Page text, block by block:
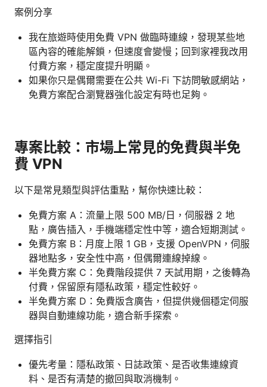
案例分享
我在旅遊時使用免費 VPN 做臨時連線，發現某些地
區內容的確能解鎖，但速度會變慢；回到家裡我改用
付費方案，穩定度提升明顯。
如果你只是偶爾需要在公共 Wi-Fi 下訪問敏感網站，
免費方案配合瀏覽器強化設定有時也足夠。
專案比較：市場上常見的免費與半免
費 VPN
以下是常見類型與評估重點，幫你快速比較：
免費方案 A：流量上限 500 MB/日，伺服器 2 地
點，廣告插入，手機端穩定性中等，適合短期測試。
免費方案 B：月度上限 1 GB，支援 OpenVPN，伺服
器地點多，安全性中高，但偶爾連線掉線。
半免費方案 C：免費階段提供 7 天試用期，之後轉為
付費，保留原有隱私政策，穩定性較好。
半免費方案 D：免費版含廣告，但提供幾個穩定伺服
器與自動連線功能，適合新手探索。
選擇指引
優先考量：隱私政策、日誌政策、是否收集連線資
料、是否有清楚的撤回與取消機制。